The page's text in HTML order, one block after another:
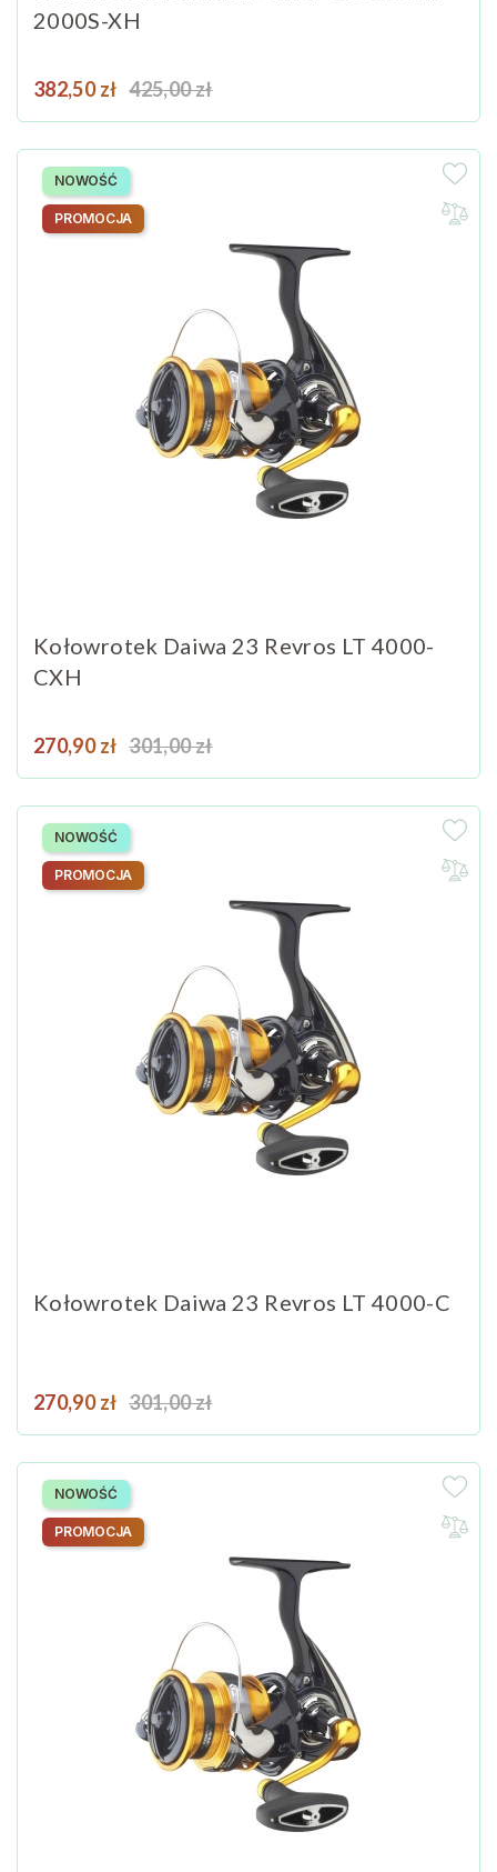
2000S-XH
Cena
382,50 zł Cena podstawowa
425,00 zł
Kołowrotek Daiwa 23 Revros LT 4000-
CXH
Cena
270,90 zł Cena podstawowa
301,00 zł
NOWOŚĆ
PROMOCJA
Kołowrotek Daiwa 23 Revros LT 4000-C
Cena
270,90 zł Cena podstawowa
301,00 zł
NOWOŚĆ
PROMOCJA
NOWOŚĆ
PROMOCJA